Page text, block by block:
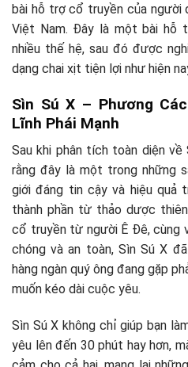
bài hỗ trợ cổ truyền của người
Việt Nam. Đây là một bài hỗ
nhiều thế hệ, sau đó được
dạng chai xịt tiện lợi như hiện
Sìn Sú X – Phương
Lĩnh Phái Mạnh
Sau khi phân tích toàn diện
rằng đây là một trong những
giới đáng tin cậy và hiệu quả
thành phần từ thảo dược
cổ truyền từ người Ê Đê, cùng
chóng và an toàn, Sìn Sú X
hàng ngàn quý ông đang gặp
muốn kéo dài cuộc yêu.
Sìn Sú X không chỉ giúp bạn
yêu lên đến 30 phút hay hơn,